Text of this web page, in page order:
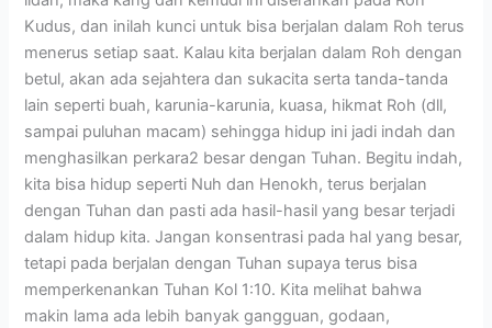
Kudus, dan inilah kunci untuk bisa berjalan dalam Roh terus
menerus setiap saat. Kalau kita berjalan dalam Roh dengan
betul, akan ada sejahtera dan sukacita serta tanda-tanda
lain seperti buah, karunia-karunia, kuasa, hikmat Roh (dll,
sampai puluhan macam) sehingga hidup ini jadi indah dan
menghasilkan perkara2 besar dengan Tuhan. Begitu indah,
kita bisa hidup seperti Nuh dan Henokh, terus berjalan
dengan Tuhan dan pasti ada hasil-hasil yang besar terjadi
dalam hidup kita. Jangan konsentrasi pada hal yang besar,
tetapi pada berjalan dengan Tuhan supaya terus bisa
memperkenankan Tuhan Kol 1:10. Kita melihat bahwa
makin lama ada lebih banyak gangguan, godaan,